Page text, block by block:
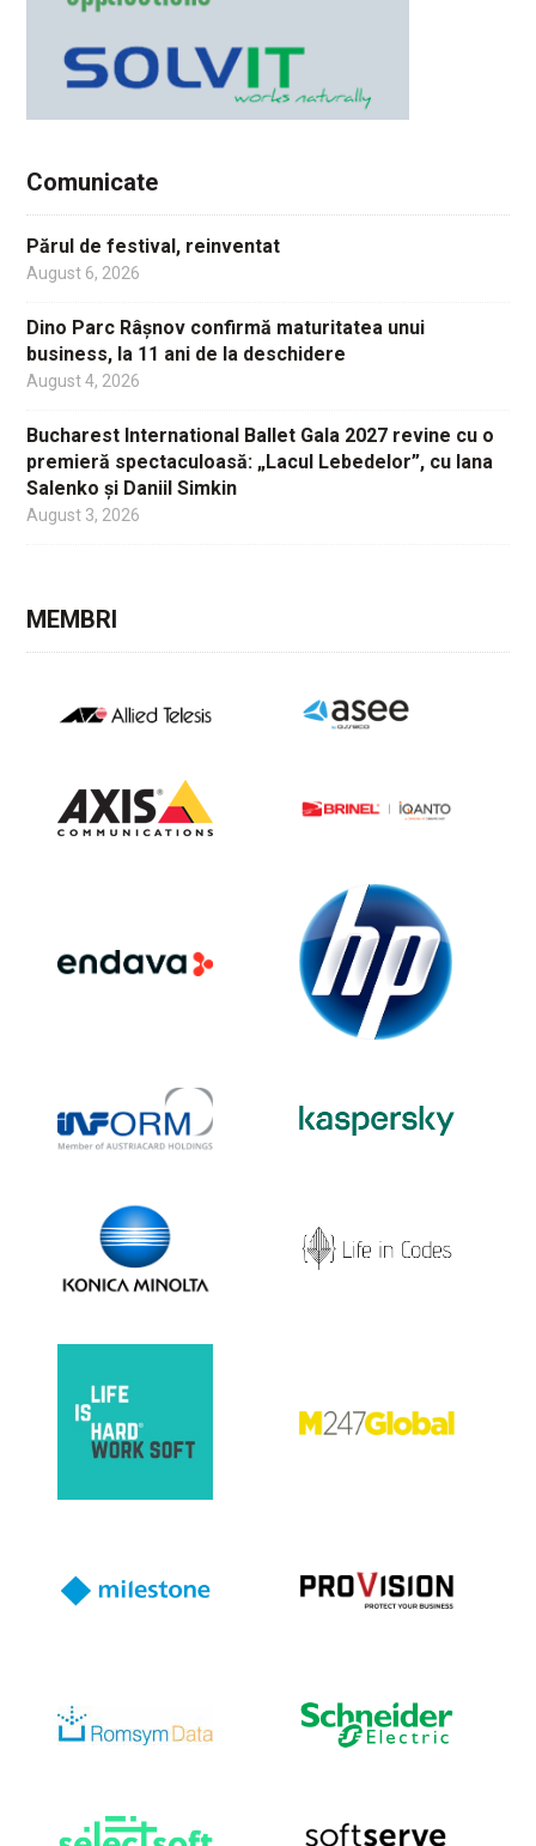
Comunicate
Părul de festival, reinventat
August 6, 2026
Dino Parc Râșnov confirmă maturitatea unui
business, la 11 ani de la deschidere
August 4, 2026
Bucharest International Ballet Gala 2027 revine cu o
premieră spectaculoasă: „Lacul Lebedelor”, cu Iana
Salenko și Daniil Simkin
August 3, 2026
MEMBRI